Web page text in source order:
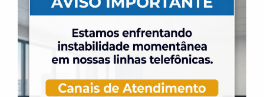
Alteração no Regimento do Campo de Futebol
23 de julho de 2026
O Torneio de Duplas Masculinas ELASE
PróTênis 2026 está chegando.